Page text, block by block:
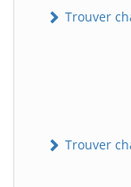
Trouver
Trouver